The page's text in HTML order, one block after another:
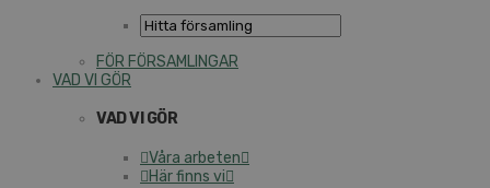
FÖR FÖRSAMLINGAR
VAD VI GÖR
VAD VI GÖR
Våra arbeten
Här finns vi